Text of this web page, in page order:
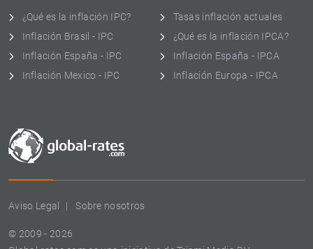
Aviso Legal Sobre nosotros
© 2009 - 2026
¿Qué es la inflación IPC?
Inflación Brasil - IPC
Inflación España - IPC
Inflación Mexico - IPC
Tasas inflación actuales
¿Qué es la inflación IPCA?
Inflación España - IPCA
Inflación Europa - IPCA